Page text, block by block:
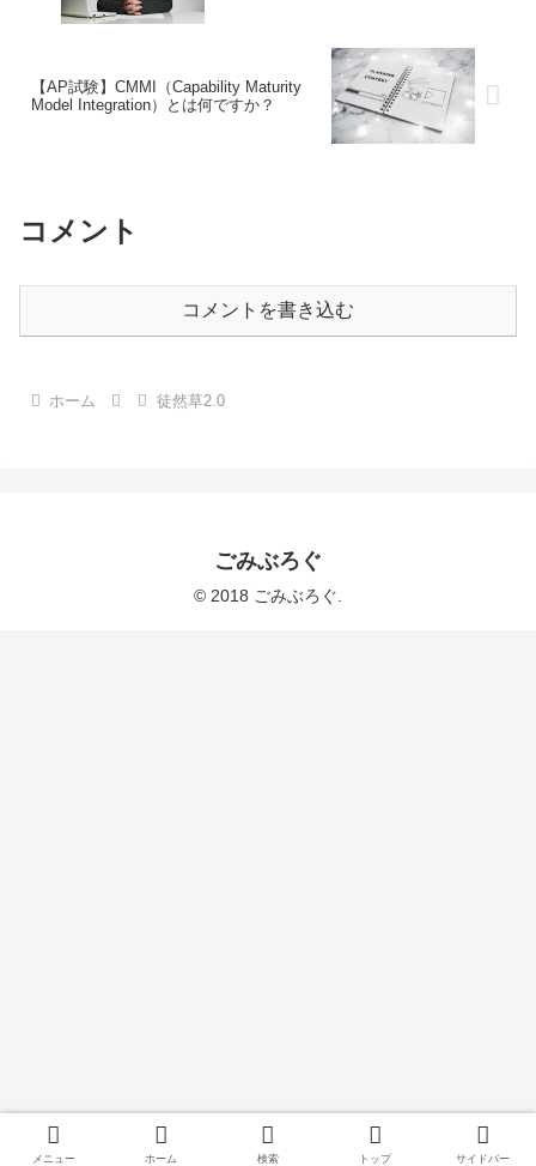
【AP試験】CMMI（Capability Maturity
Model Integration）とは何ですか？
コメント
コメントを書き込む
ホーム 徒然草2.0
ごみぶろぐ
© 2018 ごみぶろぐ.
メニュー ホーム 検索 トップ サイドバー